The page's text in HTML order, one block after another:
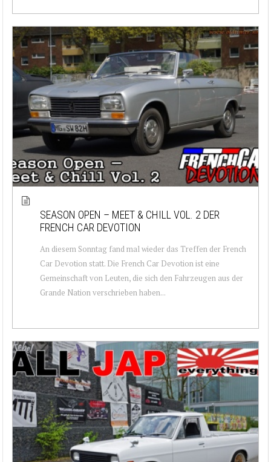
SEASON OPEN – MEET & CHILL VOL. 2 DER
FRENCH CAR DEVOTION
An diesem Sonntag fand mal wieder das Treffen der French
Car Devotion statt. Die French Car Devotion ist eine
Gemeinschaft von Leuten, die sich den Fahrzeugen aus der
Grande Nation verschrieben haben...